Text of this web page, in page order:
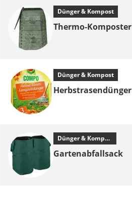
Dünger & Kompost
Thermo-Komposter
Dünger & Kompost
Herbstrasendünger
Dünger & Kompost
Gartenabfallsack